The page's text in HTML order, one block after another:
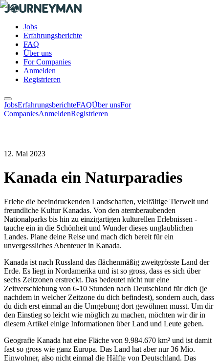
Jobs
Erfahrungsberichte
FAQ
Über uns
For Companies
Anmelden
Registrieren
JobsErfahrungsberichteFAQÜber unsFor
CompaniesAnmeldenRegistrieren
12. Mai 2023
Kanada ein Naturparadies
Erlebe die beeindruckenden Landschaften, vielfältige Tierwelt und
freundliche Kultur Kanadas. Von den atemberaubenden
Nationalparks bis hin zu einzigartigen kulturellen Erlebnissen -
tauche ein in die Schönheit und Wunder dieses unglaublichen
Landes. Plane deine Reise und mach dich bereit für ein
unvergessliches Abenteuer in Kanada.
Kanada ist nach Russland das flächenmäßig zweitgrösste Land der
Erde. Es liegt in Nordamerika und ist so gross, dass es sich über
sechs Zeitzonen erstreckt. Das bedeutet nicht nur eine
Zeitverschiebung von 6-10 Stunden nach Deutschland für dich (je
nachdem in welcher Zeitzone du dich befindest), sondern auch, dass
du dich erst einmal an die Umgebung dort gewöhnen musst. Um dir
den Einstieg so leicht wie möglich zu machen, möchten wir dir in
diesem Artikel einige Informationen über Land und Leute geben.
Geografie Kanada hat eine Fläche von 9.984.670 km² und ist damit
fast so gross wie ganz Europa. Das Land hat aber nur 36 Mio.
Einwohner, also nicht einmal die Hälfte von Deutschland. Das